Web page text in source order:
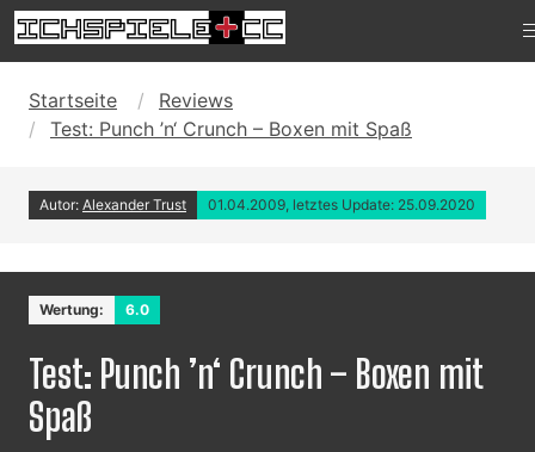
Startseite
Reviews
Test: Punch ’n‘ Crunch – Boxen mit Spaß
Autor: Alexander Trust 01.04.2009, letztes Update: 25.09.2020
Wertung: 6.0
Test: Punch ’n‘ Crunch – Boxen mit
Spaß